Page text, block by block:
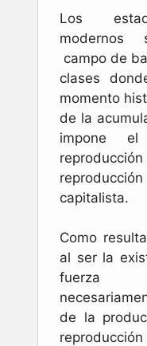
Los
campo de
clases
momento
de la
impone
capitalista.
Como
al ser la
fuerza
de la